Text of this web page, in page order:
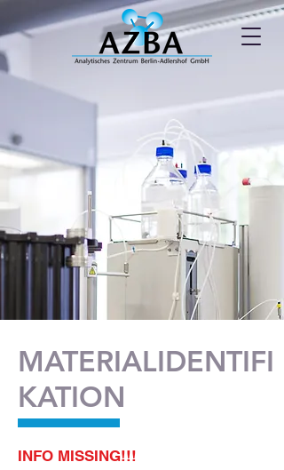
MATERIALIDENTIFI
KATION
INFO MISSING!!!